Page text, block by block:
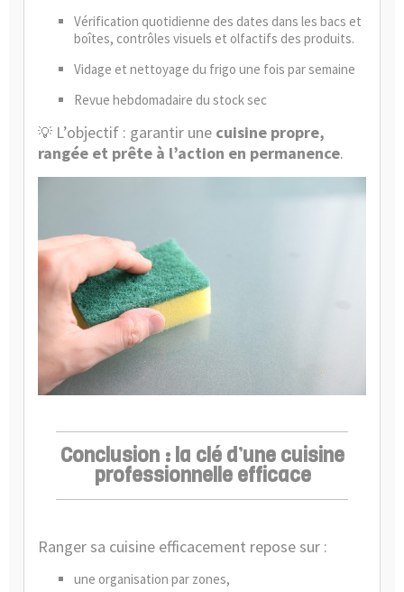
Vérification quotidienne des dates dans les bacs et
boîtes, contrôles visuels et olfactifs des produits.
Vidage et nettoyage du frigo une fois par semaine
Revue hebdomadaire du stock sec
💡 L’objectif : garantir une cuisine propre,
rangée et prête à l’action en permanence.
Conclusion : la clé d’une cuisine
professionnelle efficace
Ranger sa cuisine efficacement repose sur :
une organisation par zones,